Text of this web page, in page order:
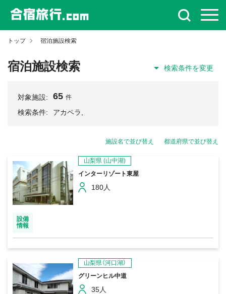
トップ 宿泊施設検索
宿泊施設検索 検索条件を変更
対象施設: 65 件
検索条件: アカペラ,
施設名で並び替え 都道府県で並び替え
山梨県 (山中湖)
インターリゾート東屋
180人
設備
情報
山梨県（河口湖）
グリーンヒル中道
35人